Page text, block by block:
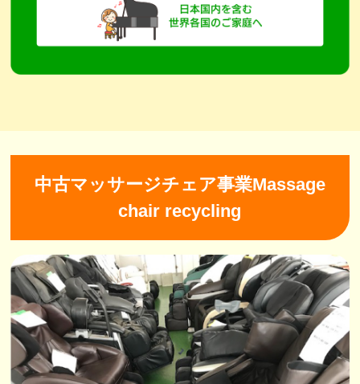
中古マッサージチェア事業Massage
chair recycling